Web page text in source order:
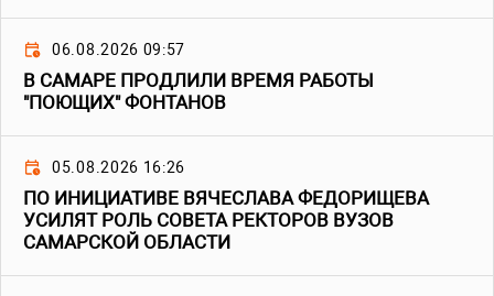
06.08.2026 09:57
В САМАРЕ ПРОДЛИЛИ ВРЕМЯ РАБОТЫ
"ПОЮЩИХ" ФОНТАНОВ
05.08.2026 16:26
ПО ИНИЦИАТИВЕ ВЯЧЕСЛАВА ФЕДОРИЩЕВА
УСИЛЯТ РОЛЬ СОВЕТА РЕКТОРОВ ВУЗОВ
САМАРСКОЙ ОБЛАСТИ